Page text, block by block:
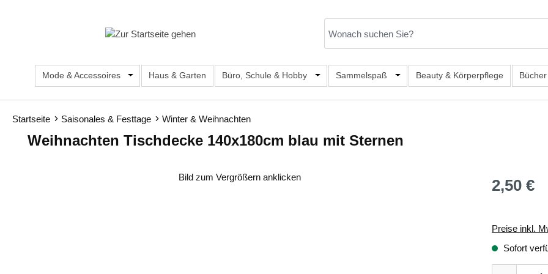
Mode & Accessoires Öffne oder Schließe das Dropdown der Kategorie Mode & Accessoires
Haus & Garten Büro, Schule & Hobby Öffne oder Schließe das Dropdown der Kategorie Büro,
Sammelspaß Öffne oder Schließe das Dropdown
Beauty & Körperpflege
Startseite Saisonales & Festtage Winter & Weihnachten
Weihnachten Tischdecke 140x180cm blau mit Sternen
Bild zum Vergrößern anklicken
Regulärer
2,50 €
Preise inkl.
Sofort
Produkt